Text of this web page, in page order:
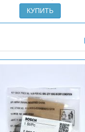
КУПИТЬ